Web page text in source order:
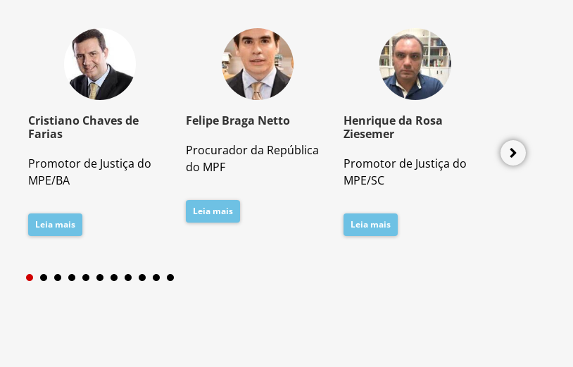
Cristiano Chaves de
Farias
Promotor de Justiça do
MPE/BA
Leia mais
Felipe Braga Netto
Procurador da República
do MPF
Leia mais
Henrique da Rosa
Ziesemer
Promotor de Justiça do
MPE/SC
Leia mais
Advogado e
Direito
1 2